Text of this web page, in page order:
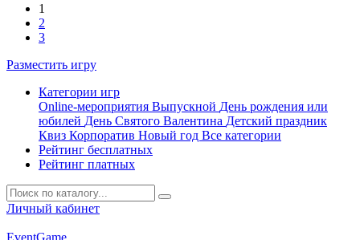
1
2
3
Разместить игру
Категории игр
Online-мероприятия Выпускной День рождения или
юбилей День Святого Валентина Детский праздник
Квиз Корпоратив Новый год Все категории
Рейтинг бесплатных
Рейтинг платных
Личный кабинет
EventGame